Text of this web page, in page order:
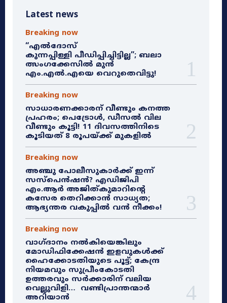
Latest news
Breaking now
“എൽദോസ്
കുന്നപ്പിള്ളി പീഡിപ്പിച്ചിട്ടില്ല”; ബലാ
ത്സംഗക്കേസിൽ മുൻ
എം.എൽ.എയെ വെറുതെവിട്ടു!
Breaking now
സാധാരണക്കാരന് വീണ്ടും കനത്ത
പ്രഹരം; പെട്രോൾ, ഡീസൽ വില
വീണ്ടും കൂട്ടി! 11 ദിവസത്തിനിടെ
കൂടിയത് 8 രൂപയ്ക്ക് മുകളിൽ
Breaking now
അഞ്ചു പോലീസുകാർക്ക് ഇന്ന്
സസ്‌പെൻഷൻ? എഡിജിപി
എം.ആർ അജിത്കുമാറിൻ്റെ
കസേര തെറിക്കാൻ സാധ്യത;
ആഭ്യന്തര വകുപ്പിൽ വൻ നീക്കം!
Breaking now
വാഗ്ദാനം നൽകിയെങ്കിലും
മോഡിഫിക്കേഷൻ ഇളവുകൾക്ക്
ഹൈക്കോടതിയുടെ പൂട്ട്; കേന്ദ്ര
നിയമവും സുപ്രീംകോടതി
ഉത്തരവും സർക്കാരിന് വലിയ
വെല്ലുവിളി… വണ്ടിപ്രാന്തന്മാർ
അറിയാൻ